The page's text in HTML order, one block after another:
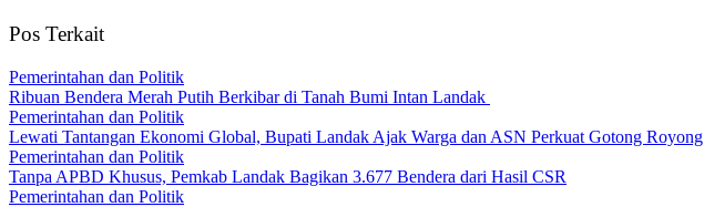
Pos Terkait
Pemerintahan dan Politik
Ribuan Bendera Merah Putih Berkibar di Tanah Bumi Intan Landak
Pemerintahan dan Politik
Lewati Tantangan Ekonomi Global, Bupati Landak Ajak Warga dan ASN Perkuat Gotong Royong
Pemerintahan dan Politik
Tanpa APBD Khusus, Pemkab Landak Bagikan 3.677 Bendera dari Hasil CSR
Pemerintahan dan Politik